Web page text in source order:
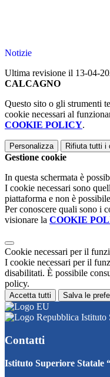
Notizie
Ultima revisione il 13-04-
CALCAGNO
Questo sito o gli strumenti
cookie necessari al
COOKIE POLICY.
Personalizza Rifiuta tutti i
Gestione cookie
In questa schermata è
I cookie necessari sono
piattaforma e non è
Per conoscere quali sono i
visionare la COOKIE
Cookie necessari per il
I cookie necessari per il
disabilitati. È possibile
policy.
Accetta tutti Salva le
Istituto
Contatti
Istituto Superiore Statale